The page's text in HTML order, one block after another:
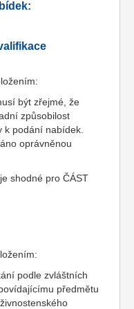
být zřejmé, že
způsobilost
k podání nabídek.
oprávněnou
shodné pro ČÁST
podle zvláštních
předmětu